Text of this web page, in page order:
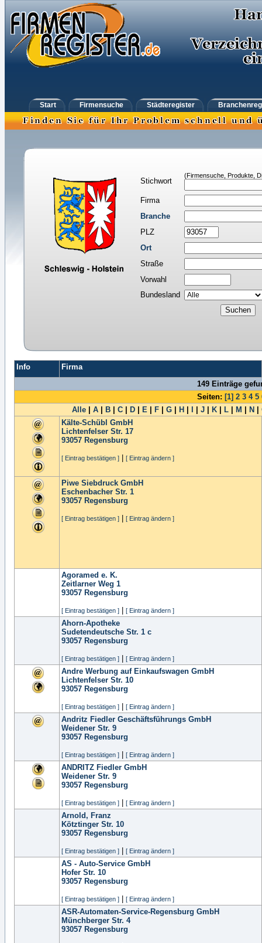
Start Firmensuche Städteregister
Stichwort
(Firmensuche, Produkte,
Firma
Branche
PLZ
Ort
Straße
Vorwahl
Bundesland
Info
Firma
149 Einträge
Seiten: [1] 2 3 4 5
Alle
A B C D E F G H J K L M N
Kälte-Schübl GmbH
Lichtenfelser Str. 17
93057 Regensburg
[ Eintrag bestätigen ] [ Eintrag ändern ]
Piwe Siebdruck GmbH
Eschenbacher Str. 1
93057 Regensburg
[ Eintrag bestätigen ] [ Eintrag ändern ]
Agoramed e. K.
Zeitlarner Weg 1
93057 Regensburg
[ Eintrag bestätigen ] [ Eintrag ändern ]
Ahorn-Apotheke
Sudetendeutsche Str. 1 c
93057 Regensburg
[ Eintrag bestätigen ] [ Eintrag ändern ]
Andre Werbung auf Einkaufswagen GmbH
Lichtenfelser Str. 10
93057 Regensburg
[ Eintrag bestätigen ] [ Eintrag ändern ]
Andritz Fiedler Geschäftsführungs GmbH
Weidener Str. 9
93057 Regensburg
[ Eintrag bestätigen ] [ Eintrag ändern ]
ANDRITZ Fiedler GmbH
Weidener Str. 9
93057 Regensburg
[ Eintrag bestätigen ] [ Eintrag ändern ]
Arnold, Franz
Kötztinger Str. 10
93057 Regensburg
[ Eintrag bestätigen ] [ Eintrag ändern ]
AS - Auto-Service GmbH
Hofer Str. 10
93057 Regensburg
[ Eintrag bestätigen ] [ Eintrag ändern ]
ASR-Automaten-Service-Regensburg GmbH
Münchberger Str. 4
93057 Regensburg